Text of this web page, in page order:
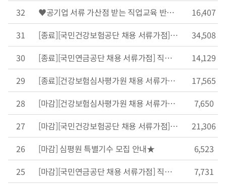
32
♥공기업 서류 가산점 받는 직업교육 반값 할인 중!♥
16,407
31
[종료][국민건강보험공단 채용 서류가점] 직업교육 50% 할인쿠폰 받고 합격확률UP!
34,508
30
[종료][국민연금공단 채용 서류가점] 직업교육 50% 할인쿠폰 받고 합격확률UP!
14,129
29
[종료][건강보험심사평가원 채용 서류가점] 직업교육 50% 할인 이벤트
17,565
28
[마감][건강보험심사평가원 채용 서류가점] 직업교육 50% 할인 이벤트
7,650
27
[마감][국민건강보험공단 채용 서류가점] 직업교육 50% 할인 이벤트
21,306
26
[마감] 심평원 특별기수 모집 안내★
6,523
25
[마감][국민연금공단 채용 서류가점] 직업교육 50% 할인쿠폰 받고 합격확률UP!
7,731